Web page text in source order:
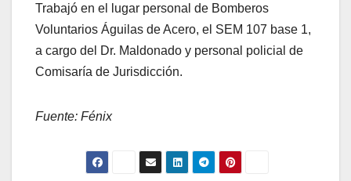
Trabajó en el lugar personal de Bomberos
Voluntarios Águilas de Acero, el SEM 107 base 1,
a cargo del Dr. Maldonado y personal policial de
Comisaría de Jurisdicción.
Fuente: Fénix